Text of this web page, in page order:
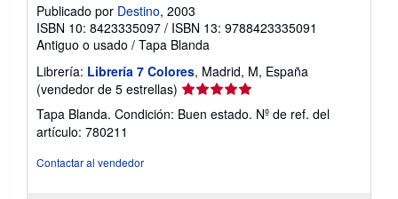
a
f
a
d
e
Publicado por Destino, 2003
ISBN 10: 8423335097 / ISBN 13: 9788423335091
Antiguo o usado / Tapa Blanda
Librería: Librería 7 Colores, Madrid, M, España
(vendedor de 5 estrellas) Calificación
del
vendedor:
Tapa Blanda. Condición: Buen estado. Nº de ref. del
artículo: 780211
Contactar al vendedor